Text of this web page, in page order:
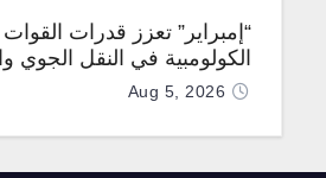
“إمبراير” تعزز قدرات القوات
الكولومبية في النقل الجوي
بالوقود جوًا من خلال تزويدها
Aug 5, 2026